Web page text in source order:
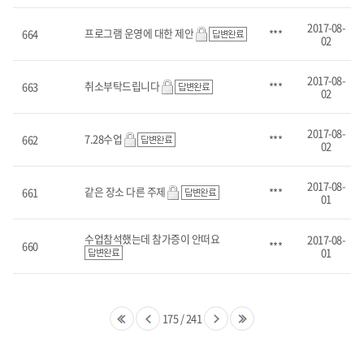
664 프로그램 운영에 대한 제안 ***
2017-08-
02
663 취소부탁드립니다 ***
2017-08-
02
662 7.28수업 ***
2017-08-
02
661 같은 장소 다른 주제 ***
2017-08-
01
660 수업참석했는데 참가증이 안떠요 ***
2017-08-
01
175/241